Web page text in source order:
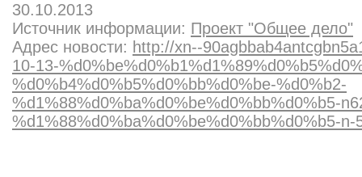
30.10.2013
Источник информации: Проект "Общее дело"
Адрес новости: http://xn--
10-13-
%d0%b4%d0%b5%d0%bb%d0%be-%d0%b2-
%d1%88%d0%ba%d0%be%d0%bb%d0%b5-
%d1%88%d0%ba%d0%be%d0%bb%d0%b5-n-